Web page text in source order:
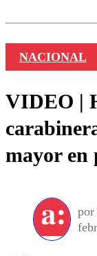
NACIONAL
VIDEO |
mayor en
por